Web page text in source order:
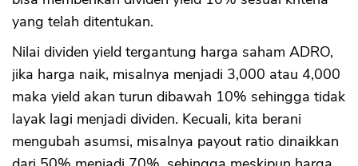
yang telah ditentukan.
Nilai dividen yield tergantung harga saham ADRO,
jika harga naik, misalnya menjadi 3,000 atau 4,000
maka yield akan turun dibawah 10% sehingga tidak
layak lagi menjadi dividen. Kecuali, kita berani
mengubah asumsi, misalnya payout ratio dinaikkan